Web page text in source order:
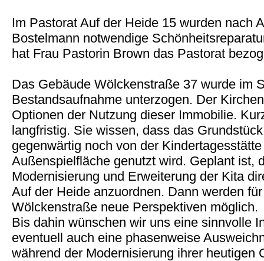
Im Pastorat Auf der Heide 15 wurden nach
Bostelmann notwendige
hat Frau Pastorin Brown das Pastorat
Das Gebäude Wölckenstraße 37 wurde im
Bestandsaufnahme unterzogen. Der
Optionen der Nutzung dieser Immobilie.
langfristig. Sie wissen, dass das
gegenwärtig noch von der
Außenspielfläche genutzt wird. Geplant ist,
Modernisierung und Erweiterung der Kita
Auf der Heide anzuordnen. Dann werden
Wölckenstraße neue Perspektiven möglich.
Bis dahin wünschen wir uns eine sinnvolle
eventuell auch eine phasenweise
während der Modernisierung ihrer heutigen